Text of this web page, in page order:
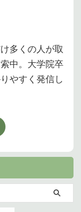
多くの人が取
中。大学院卒
やすく発信し